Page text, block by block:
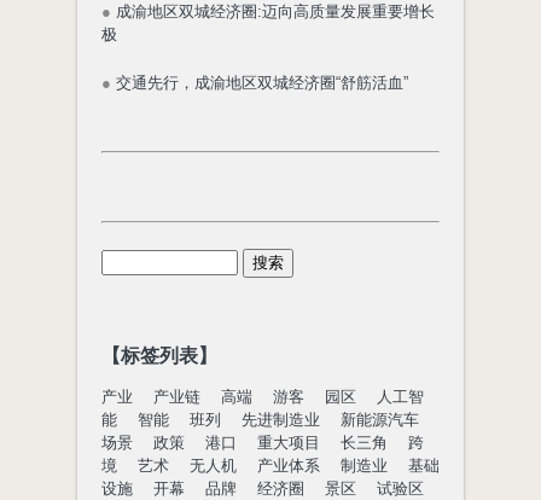
● 成渝地区双城经济圈:迈向高质量发展重要增长
极
● 交通先行，成渝地区双城经济圈“舒筋活血”
【标签列表】
产业 产业链 高端 游客 园区
人工智
能
智能 班列 先进制造业
新能源汽车
场景
政策 港口 重大项目 长三角
跨
境
艺术 无人机 产业体系 制造业
基础
设施
开幕 品牌 经济圈 景区
试验区